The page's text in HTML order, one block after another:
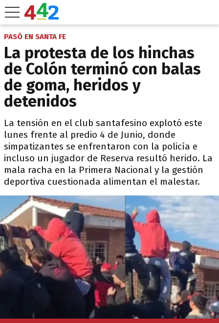
PASÓ EN SANTA FE
La protesta de los hinchas
de Colón terminó con balas
de goma, heridos y
detenidos
La tensión en el club santafesino explotó este
lunes frente al predio 4 de Junio, donde
simpatizantes se enfrentaron con la policía e
incluso un jugador de Reserva resultó herido. La
mala racha en la Primera Nacional y la gestión
deportiva cuestionada alimentan el malestar.